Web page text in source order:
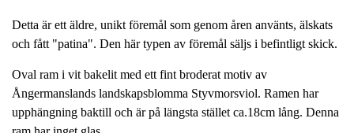
Detta är ett äldre, unikt föremål som genom åren använts, älskats
och fått "patina". Den här typen av föremål säljs i befintligt skick.
Oval ram i vit bakelit med ett fint broderat motiv av
Ångermanslands landskapsblomma Styvmorsviol. Ramen har
upphängning baktill och är på längsta stället ca.18cm lång. Denna